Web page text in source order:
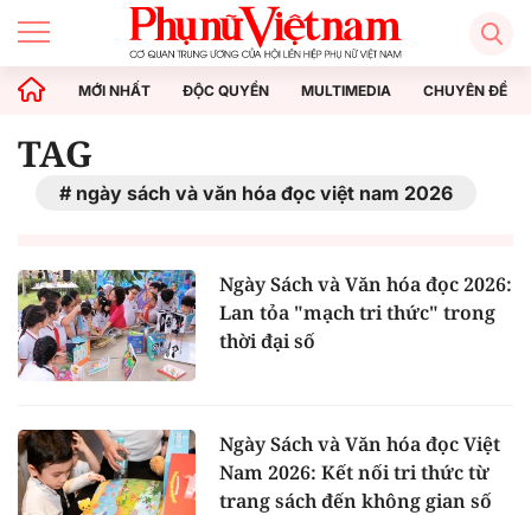
MỚI NHẤT ĐỘC QUYỀN MULTIMEDIA CHUYÊN ĐỀ
TAG
ngày sách và văn hóa đọc việt nam 2026
Ngày Sách và Văn hóa đọc 2026:
Lan tỏa "mạch tri thức" trong
thời đại số
Ngày Sách và Văn hóa đọc Việt
Nam 2026: Kết nối tri thức từ
trang sách đến không gian số